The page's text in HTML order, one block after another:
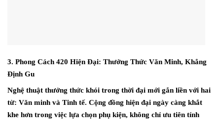
3. Phong Cách 420 Hiện Đại: Thưởng Thức Văn Minh, Khẳng
Định Gu
Nghệ thuật thưởng thức khói trong thời đại mới gắn liền với hai
từ: Văn minh và Tinh tế. Cộng đồng hiện đại ngày càng khắt
khe hơn trong việc lựa chọn phụ kiện, không chỉ ưu tiên tính